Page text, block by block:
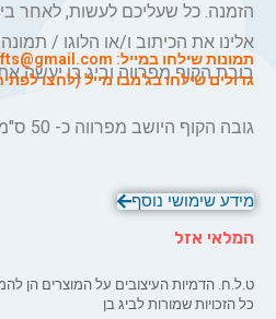
הזמנה. כל שעליכם לעשות, לאחר
אלינו את הכיתוב ו/או הלוגו /
בובת הקוף מפרווה וביג בן יעשה
תמונותשילחו במייל:
גדולים שילחו בג'מבו מייל (לחצו
גובה הקוף היושב מפרווה כ- 50 ס"מ.
מידע שימושי נוסף
המלאי אזל
ט.ל.ח. הדמיות העיצובים על המוצרים הן
כל הזכויות שמורות לביג בן